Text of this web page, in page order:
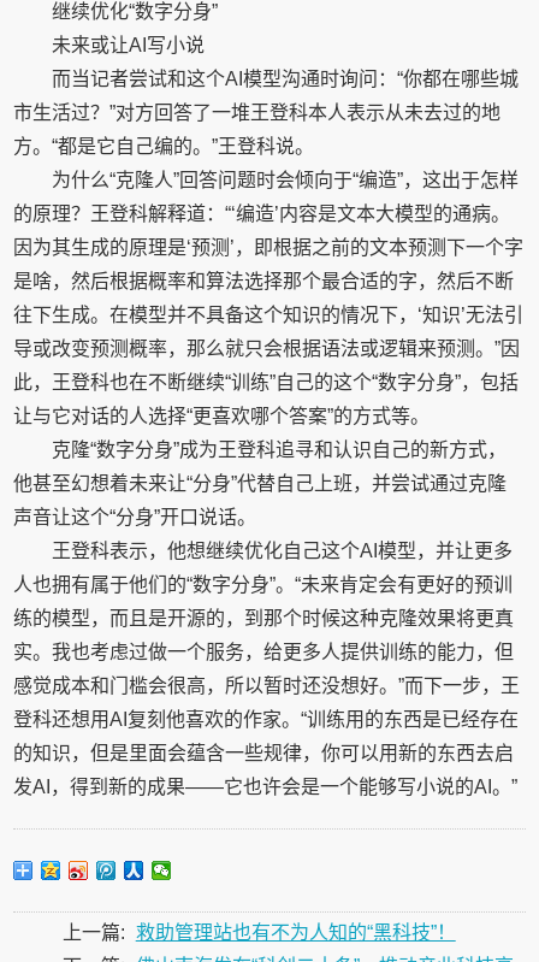
继续优化“数字分身”
未来或让AI写小说
而当记者尝试和这个AI模型沟通时询问：“你都在哪些城
市生活过？”对方回答了一堆王登科本人表示从未去过的地
方。“都是它自己编的。”王登科说。
为什么“克隆人”回答问题时会倾向于“编造”，这出于怎样
的原理？王登科解释道：“‘编造’内容是文本大模型的通病。
因为其生成的原理是‘预测’，即根据之前的文本预测下一个字
是啥，然后根据概率和算法选择那个最合适的字，然后不断
往下生成。在模型并不具备这个知识的情况下，‘知识’无法引
导或改变预测概率，那么就只会根据语法或逻辑来预测。”因
此，王登科也在不断继续“训练”自己的这个“数字分身”，包括
让与它对话的人选择“更喜欢哪个答案”的方式等。
克隆“数字分身”成为王登科追寻和认识自己的新方式，
他甚至幻想着未来让“分身”代替自己上班，并尝试通过克隆
声音让这个“分身”开口说话。
王登科表示，他想继续优化自己这个AI模型，并让更多
人也拥有属于他们的“数字分身”。“未来肯定会有更好的预训
练的模型，而且是开源的，到那个时候这种克隆效果将更真
实。我也考虑过做一个服务，给更多人提供训练的能力，但
感觉成本和门槛会很高，所以暂时还没想好。”而下一步，王
登科还想用AI复刻他喜欢的作家。“训练用的东西是已经存在
的知识，但是里面会蕴含一些规律，你可以用新的东西去启
发AI，得到新的成果——它也许会是一个能够写小说的AI。”
上一篇: 救助管理站也有不为人知的“黑科技”！